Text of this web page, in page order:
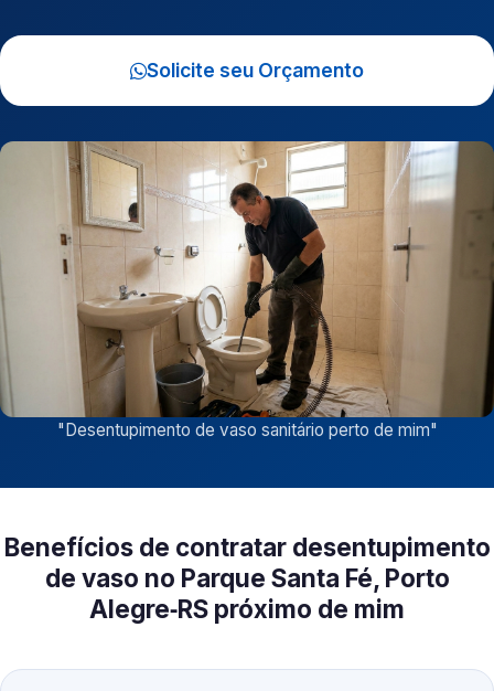
Solicite seu Orçamento
"Desentupimento de vaso sanitário perto de mim"
Benefícios de contratar desentupimento
de vaso no Parque Santa Fé, Porto
Alegre‑RS próximo de mim